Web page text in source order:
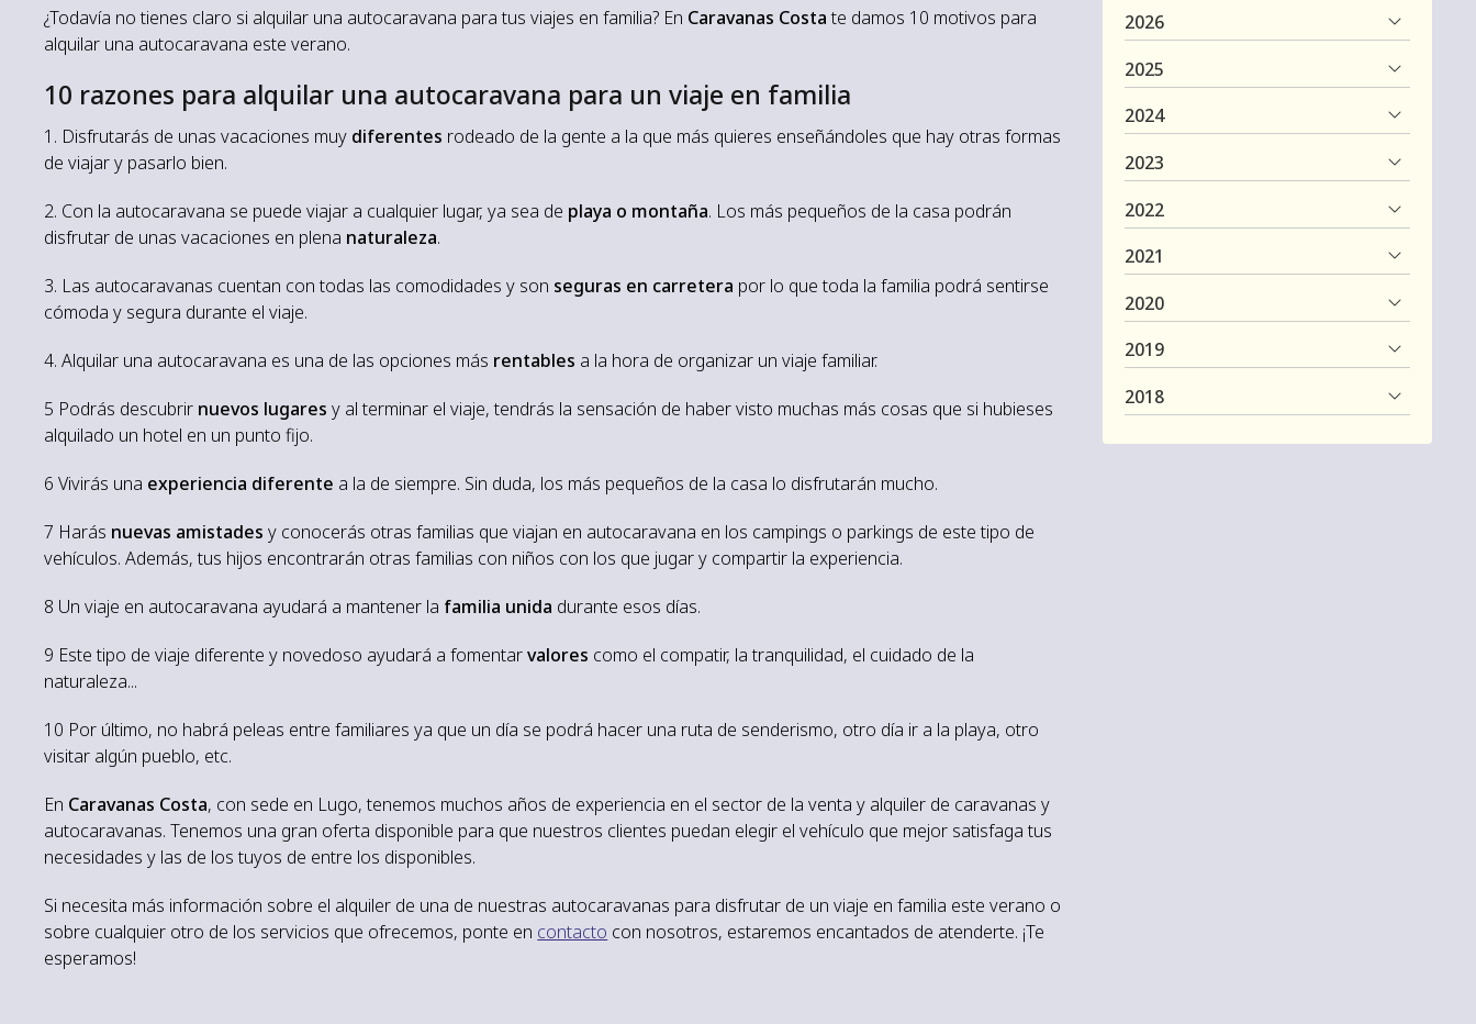
¿Todavía no tienes claro si alquilar una autocaravana para tus viajes en familia? En Caravanas Costate damos 10 motivos para
alquilar una autocaravana este verano.
10 razones para alquilar una autocaravana para un viaje en familia
1. Disfrutarás de unas vacaciones muy diferentes rodeado de la gente a la que más quieres enseñándoles que hay otras formas
de viajar y pasarlo bien.
2. Con la autocaravana se puede viajar a cualquier lugar, ya sea de playa o montaña. Los más pequeños de la casa podrán
disfrutar de unas vacaciones en plena naturaleza.
3. Las autocaravanas cuentan con todas las comodidades y son seguras en carretera por lo que toda la familia podrá sentirse
cómoda y segura durante el viaje.
4. Alquilar una autocaravana es una de las opciones más rentables a la hora de organizar un viaje familiar.
5 Podrás descubrir nuevos lugares y al terminar el viaje, tendrás la sensación de haber visto muchas más cosas que si hubieses
alquilado un hotel en un punto fijo.
6 Vivirás una experiencia diferente a la de siempre. Sin duda, los más pequeños de la casa lo disfrutarán mucho.
7 Harás nuevas amistades y conocerás otras familias que viajan en autocaravana en los campings o parkings de este tipo de
vehículos. Además, tus hijos encontrarán otras familias con niños con los que jugar y compartir la experiencia.
8 Un viaje en autocaravana ayudará a mantener la familia unida durante esos días.
9 Este tipo de viaje diferente y novedoso ayudará a fomentarvalores como el compatir, la tranquilidad, el cuidado de la
naturaleza...
10 Por último, no habrá peleas entre familiares ya que un día se podrá hacer una ruta de senderismo, otro día ir a la playa, otro
visitar algún pueblo, etc.
En Caravanas Costa, con sede en Lugo, tenemos muchos años de experiencia en el sector de la venta y alquiler de caravanas y
autocaravanas. Tenemos una gran oferta disponible para que nuestros clientes puedan elegir el vehículo que mejor satisfaga tus
necesidades y las de los tuyos de entre los disponibles.
Si necesita más información sobre el alquiler de una de nuestras autocaravanas para disfrutar de un viaje en familia este verano o
sobre cualquier otro de los servicios que ofrecemos, ponte en contacto con nosotros, estaremos encantados de atenderte. ¡Te
esperamos!
2026
2025
2024
2023
2022
2021
2020
2019
2018